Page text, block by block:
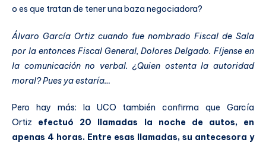
o es que tratan de tener una baza negociadora?
Álvaro García Ortiz cuando fue nombrado Fiscal de Sala
por la entonces Fiscal General, Dolores Delgado. Fíjense en
la comunicación no verbal. ¿Quien ostenta la autoridad
moral? Pues ya estaría…
Pero hay más: la UCO también confirma que García
Ortiz efectuó 20 llamadas la noche de autos, en
apenas 4 horas. Entre esas llamadas, su antecesora y